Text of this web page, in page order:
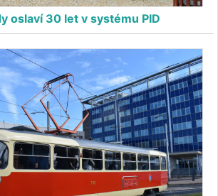
oslaví 30 let v systému PID